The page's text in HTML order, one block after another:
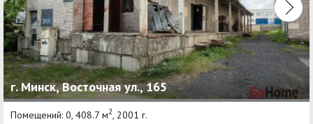
г. Минск, Восточная ул., 165
Помещений: 0, 408.7 м2, 2001 г.